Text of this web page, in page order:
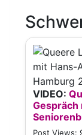
VIDEO:
Gespräch
Post Views: